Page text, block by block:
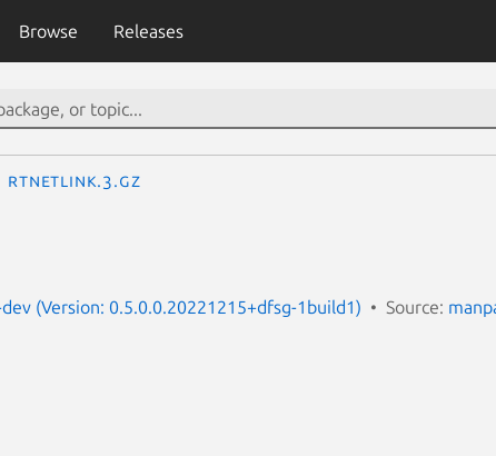
Browse Releases
rtnetlink.3.gz
(Version: 0.5.0.0.20221215+dfsg-1build1) Source: